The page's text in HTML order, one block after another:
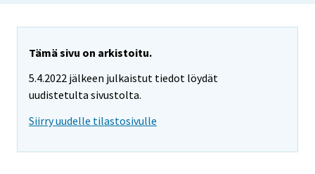
Tämä sivu on arkistoitu.
5.4.2022 jälkeen julkaistut tiedot löydät
uudistetulta sivustolta.
Siirry uudelle tilastosivulle